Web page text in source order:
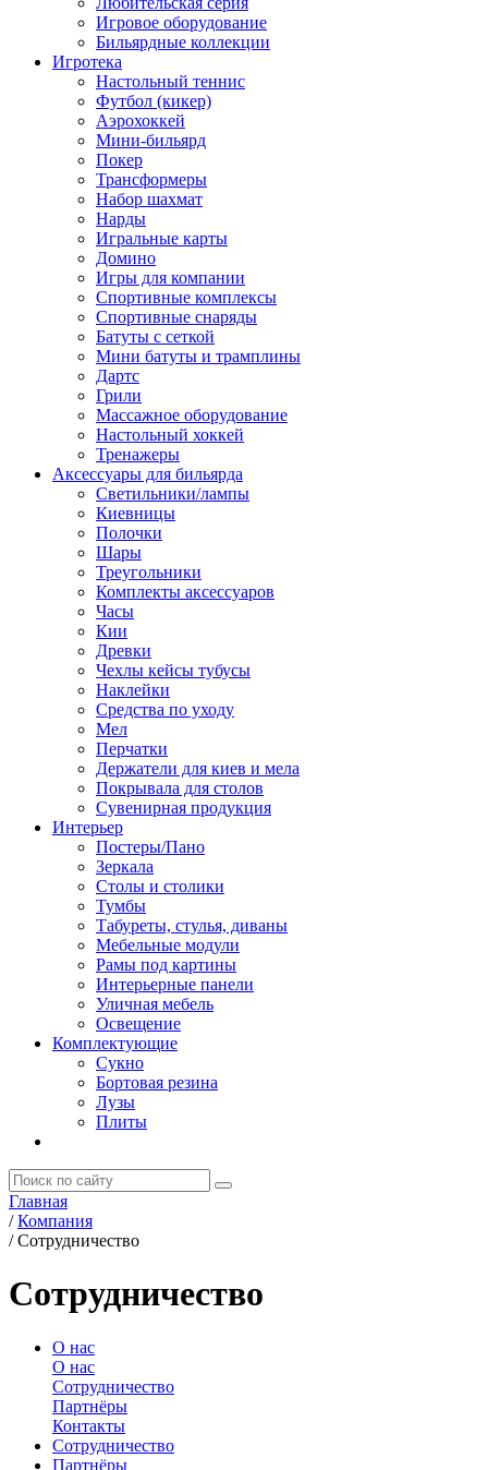
Игровое оборудование
Бильярдные коллекции
Игротека
Настольный теннис
Футбол (кикер)
Аэрохоккей
Мини-бильярд
Покер
Трансформеры
Набор шахмат
Нарды
Игральные карты
Домино
Игры для компании
Спортивные комплексы
Спортивные снаряды
Батуты с сеткой
Мини батуты и трамплины
Дартс
Грили
Массажное оборудование
Настольный хоккей
Тренажеры
Аксессуары для бильярда
Светильники/лампы
Киевницы
Полочки
Шары
Треугольники
Комплекты аксессуаров
Часы
Кии
Древки
Чехлы кейсы тубусы
Наклейки
Средства по уходу
Мел
Перчатки
Держатели для киев и мела
Покрывала для столов
Сувенирная продукция
Интерьер
Постеры/Пано
Зеркала
Столы и столики
Тумбы
Табуреты, стулья, диваны
Мебельные модули
Рамы под картины
Интерьерные панели
Уличная мебель
Освещение
Комплектующие
Сукно
Бортовая резина
Лузы
Плиты
Главная
/ Компания
/ Сотрудничество
Сотрудничество
О нас
О нас
Сотрудничество
Партнёры
Контакты
Сотрудничество
Партнёры